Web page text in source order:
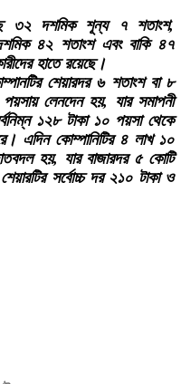
৩২ দশমিক শূন্য ৭ শতাংশ,
দশমিক ৪২ শতাংশ এবং বাকি ৪৭
হাতে রয়েছে।
শেয়ারদর ৬ শতাংশ বা ৮
লেনদেন হয়, যার সমাপনী
১২৮ টাকা ১০ পয়সা থেকে
এদিন কোম্পানিটির ৪ লাখ ১০
হয়, যার বাজারদর ৫ কোটি
সর্বোচ্চ দর ২১০ টাকা ও